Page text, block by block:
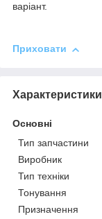
варіант.
Приховати
Характеристики
Основні
Тип запчастини
Виробник
Тип техніки
Тонування
Призначення